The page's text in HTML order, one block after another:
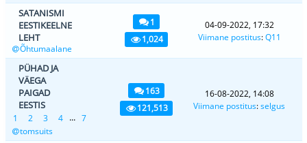
SATANISMI
EESTIKEELNE
LEHT
Õhtumaalane
1
1,024
04-09-2022, 17:32
Viimane postitus:Q11
PÜHAD JA
VÄEGA
PAIGAD
EESTIS
1 2 3 4 ... 7
tomsuits
163
121,513
16-08-2022, 14:08
Viimane postitus:selgus